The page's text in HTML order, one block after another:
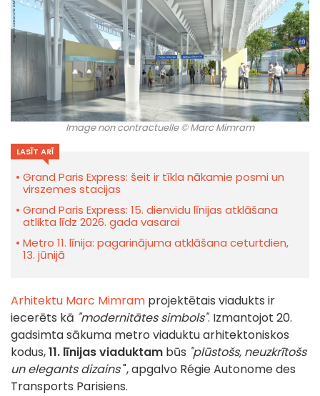
Image non contractuelle © Marc Mimram
LASĪT ARĪ
Grand Paris Express: šeit ir tīkla nākamie posmi un
virszemes stacijas
Grand Paris Express: 15. dienvidu līnijas atklāšana
atlikta līdz 2026. gada vasarai
Metro 11. līnija: pagarinājuma atklāšana ceturtdien,
13. jūnijā
Arhitektu Marc Mimram projektētais viadukts ir
iecerēts kā "modernitātes simbols". Izmantojot 20.
gadsimta sākuma metro viaduktu arhitektoniskos
kodus,11. līnijas viaduktam būs "plūstošs, neuzkrītošs
un elegants dizains", apgalvo Régie Autonome des
Transports Parisiens.